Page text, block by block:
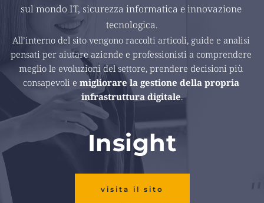
sul mondo IT, sicurezza informatica e innovazione
tecnologica.
All’interno del sito vengono raccolti articoli, guide e analisi
pensati per aiutare aziende e professionisti a comprendere
meglio le evoluzioni del settore, prendere decisioni più
consapevoli e migliorare la gestione della propria
infrastruttura digitale.
Insight
visita il sito